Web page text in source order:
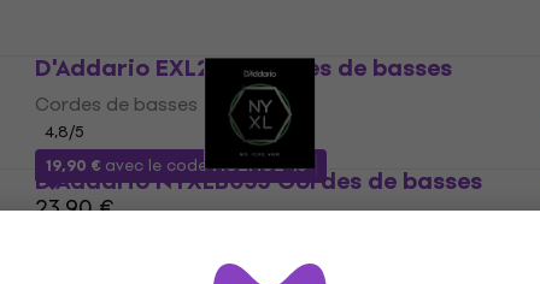
D'Addario EXL280 Cordes de basses
Cordes de basses
4,8/5
19,90 € avec le codeMUZMUZ-15
23,90 €
D'Addario NYXLB055 Cordes de basses
Cordes de basses
En rupture de stock